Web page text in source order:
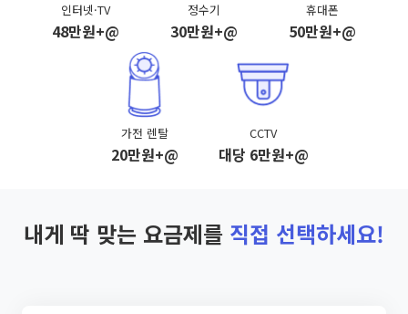
인터넷·TV
48만원+@
정수기
30만원+@
휴대폰
50만원+@
가전 렌탈
20만원+@
CCTV
대당 6만원+@
내게 딱 맞는 요금제를 직접 선택하세요!